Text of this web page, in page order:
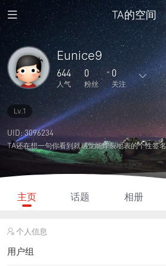
TA的空间
Eunice9
644
人气
0
粉丝
0
关注
0
主题
1
回复
0
日志
0 0
关注
0
说说
Lv.1
UID: 3096234
TA还在想一句你看到就感觉能炸裂地表的个性签名
主页 话题 相册
个人信息
用户组